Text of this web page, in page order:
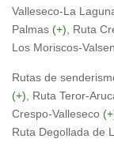
Valleseco-La
Palmas (+) , Ruta
Los Moriscos-
Rutas de
(+) , Ruta Teror-
Crespo-Valleseco
Ruta Degollada de